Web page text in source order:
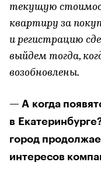
текущую
квартиру за
и регистрацию
выйдем тогда,
возобновлены.
— А когда
в
город
интересов